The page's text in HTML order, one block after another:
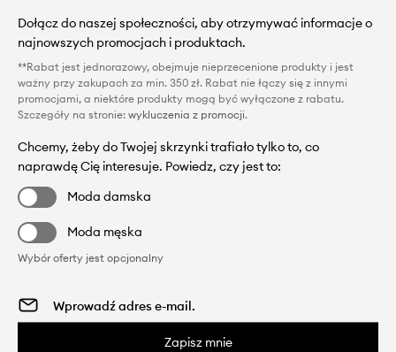
Dołącz do naszej społeczności, aby otrzymywać informacje o
najnowszych promocjach i produktach.
**Rabat jest jednorazowy, obejmuje nieprzecenione produkty i jest
ważny przy zakupach za min. 350 zł. Rabat nie łączy się z innymi
promocjami, a niektóre produkty mogą być wyłączone z rabatu.
Szczegóły na stronie: wykluczenia z promocji.
Chcemy, żeby do Twojej skrzynki trafiało tylko to, co
naprawdę Cię interesuje. Powiedz, czy jest to:
Moda damska
Moda męska
Wybór oferty jest opcjonalny
Zapisz mnie